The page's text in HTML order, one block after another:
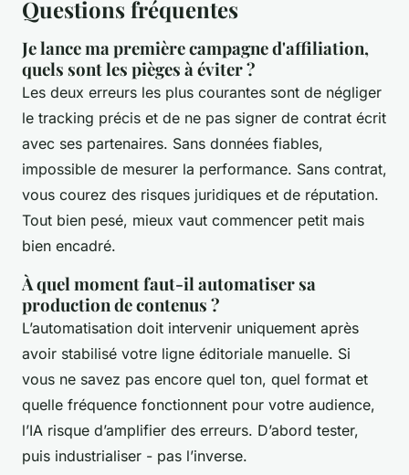
Questions fréquentes
Je lance ma première campagne d'affiliation,
quels sont les pièges à éviter ?
Les deux erreurs les plus courantes sont de négliger
le tracking précis et de ne pas signer de contrat écrit
avec ses partenaires. Sans données fiables,
impossible de mesurer la performance. Sans contrat,
vous courez des risques juridiques et de réputation.
Tout bien pesé, mieux vaut commencer petit mais
bien encadré.
À quel moment faut-il automatiser sa
production de contenus ?
L’automatisation doit intervenir uniquement après
avoir stabilisé votre ligne éditoriale manuelle. Si
vous ne savez pas encore quel ton, quel format et
quelle fréquence fonctionnent pour votre audience,
l’IA risque d’amplifier des erreurs. D’abord tester,
puis industrialiser - pas l’inverse.